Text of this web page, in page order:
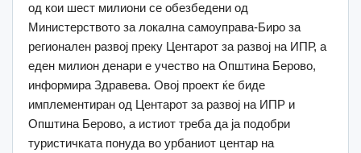
од кои шест милиони се обезбедени од
Министерството за локална самоуправа-Биро за
регионален развој преку Центарот за развој на ИПР, а
еден милион денари е учество на Општина Берово,
информира Здравева. Овој проект ќе биде
имплементиран од Центарот за развој на ИПР и
Општина Берово, а истиот треба да ја подобри
туристичката понуда во урбаниот центар на